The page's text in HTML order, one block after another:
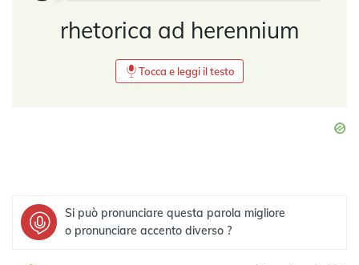
rhetorica ad herennium
Tocca e leggi il testo
Si può pronunciare questa parola migliore
o pronunciare accento diverso ?